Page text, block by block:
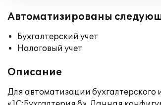
Автоматизированы
Бухгалтерский учет
Налоговый учет
Описание
Для автоматизации